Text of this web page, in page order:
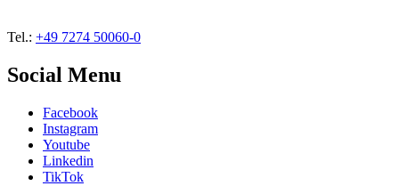
Tel.: +49 7274 50060-0
Social Menu
Facebook
Instagram
Youtube
Linkedin
TikTok